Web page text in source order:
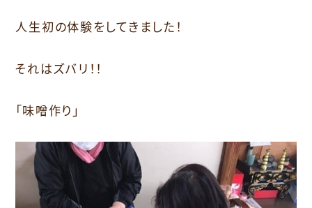
人生初の体験をしてきました！
それはズバリ！！
「味噌作り」